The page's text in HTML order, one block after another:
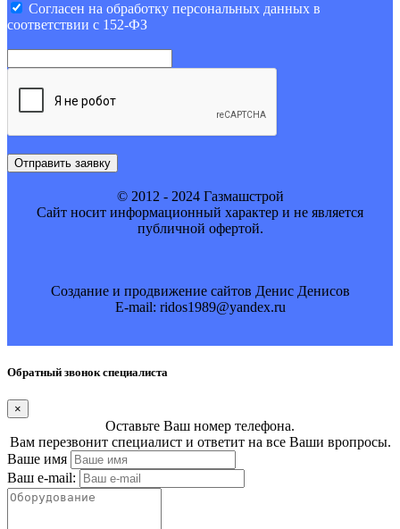
Cогласен на обработку персональных данных в
соответствии с 152-ФЗ
Отправить заявку
© 2012 - 2024 Газмашстрой
Cайт носит информационный характер и не является
публичной офертой.
Создание и продвижение сайтов Денис Денисов
E-mail: ridos1989@yandex.ru
Обратный звонок специалиста
×
Оставьте Ваш номер телефона.
Вам перезвонит специалист и ответит на все Ваши вропросы.
Ваше имя
Ваш e-mail: